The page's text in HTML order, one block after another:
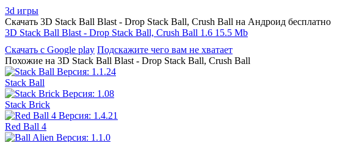
3d игры
Скачать 3D Stack Ball Blast - Drop Stack Ball, Crush Ball на Андроид бесплатно
3D Stack Ball Blast - Drop Stack Ball, Crush Ball 1.6 15.5 Mb
Скачать с Google play Подскажите чего вам не хватает
Похожие на 3D Stack Ball Blast - Drop Stack Ball, Crush Ball
Stack Ball
Stack Brick
Red Ball 4